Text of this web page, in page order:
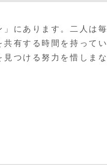
にあります。二人は毎
有する時間を持ってい
つける努力を惜しま